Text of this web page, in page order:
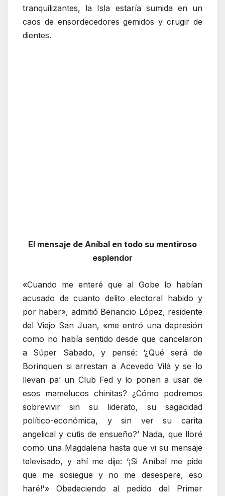
tranquilizantes, la Isla estaría sumida en un
caos de ensordecedores gemidos y crugir de
dientes.
El mensaje de Aníbal en todo su mentiroso
esplendor
«Cuando me enteré que al Gobe lo habían
acusado de cuanto delito electoral habido y
por haber», admitió Benancio López, residente
del Viejo San Juan, «me entró una depresión
como no había sentido desde que cancelaron
a Súper Sabado, y pensé: ‘¿Qué será de
Borinquen si arrestan a Acevedo Vilá y se lo
llevan pa’ un Club Fed y lo ponen a usar de
esos mamelucos chinitas? ¿Cómo podremos
sobrevivir sin su liderato, su sagacidad
político-económica, y sin ver su carita
angelical y cutis de ensueño?’ Nada, que lloré
como una Magdalena hasta que vi su mensaje
televisado, y ahí me dije: ‘¡Si Aníbal me pide
que me sosiegue y no me desespere, eso
haré!'» Obedeciendo al pedido del Primer